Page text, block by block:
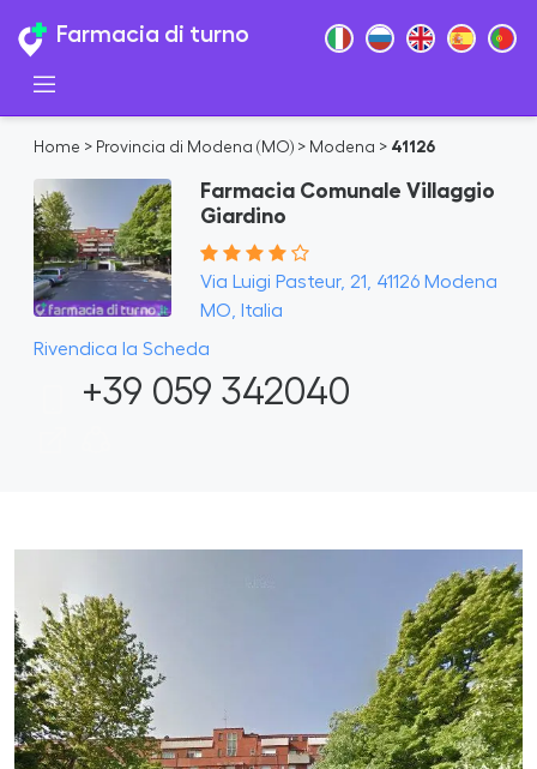
Farmacia di turno
Home > Provincia di Modena (MO) > Modena > 41126
Farmacia Comunale Villaggio
Giardino
Via Luigi Pasteur, 21, 41126 Modena
MO, Italia
Rivendica la Scheda
+39 059 342040